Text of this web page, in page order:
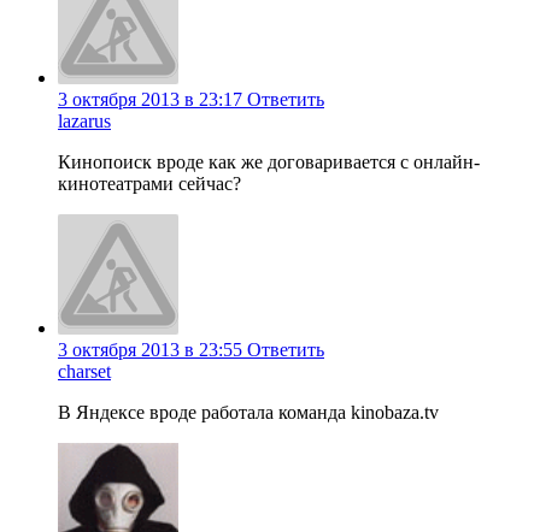
3 октября 2013 в 23:17 Ответить
lazarus
Кинопоиск вроде как же договаривается с онлайн-
кинотеатрами сейчас?
3 октября 2013 в 23:55 Ответить
charset
В Яндексе вроде работала команда kinobaza.tv